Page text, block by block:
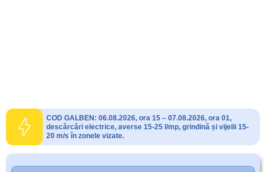
COD GALBEN: 06.08.2026, ora 15 – 07.08.2026, ora 01,
descărcări electrice, averse 15-25 l/mp, grindină și vijelii 15-
20 m/s în zonele vizate.